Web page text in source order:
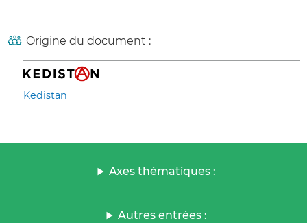
Origine du document :
Kedistan
Axes thématiques :
Autres entrées :